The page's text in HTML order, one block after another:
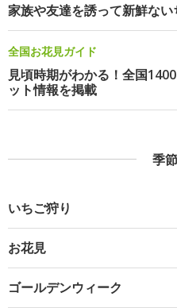
家族や友達を誘って新鮮な
全国お花見ガイド
見頃時期がわかる！全国
ット情報を掲載
季
いちご狩り
お花見
ゴールデンウィーク